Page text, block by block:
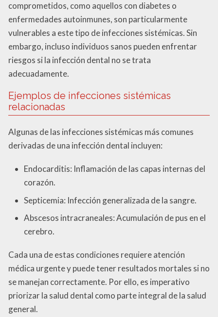
comprometidos, como aquellos con diabetes o
enfermedades autoinmunes, son particularmente
vulnerables a este tipo de infecciones sistémicas. Sin
embargo, incluso individuos sanos pueden enfrentar
riesgos si la infección dental no se trata
adecuadamente.
Ejemplos de infecciones sistémicas
relacionadas
Algunas de las infecciones sistémicas más comunes
derivadas de una infección dental incluyen:
Endocarditis: Inflamación de las capas internas del
corazón.
Septicemia: Infección generalizada de la sangre.
Abscesos intracraneales: Acumulación de pus en el
cerebro.
Cada una de estas condiciones requiere atención
médica urgente y puede tener resultados mortales si no
se manejan correctamente. Por ello, es imperativo
priorizar la salud dental como parte integral de la salud
general.